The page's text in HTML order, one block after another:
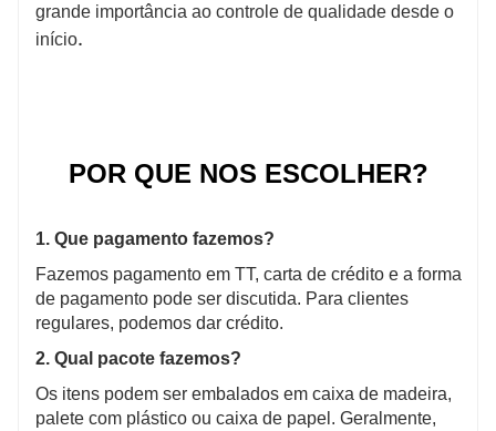
grande importância ao controle de qualidade desde o
início.
POR QUE NOS ESCOLHER?
1. Que pagamento fazemos?
Fazemos pagamento em TT, carta de crédito e a forma
de pagamento pode ser discutida. Para clientes
regulares, podemos dar crédito.
2. Qual pacote fazemos?
Os itens podem ser embalados em caixa de madeira,
palete com plástico ou caixa de papel. Geralmente,